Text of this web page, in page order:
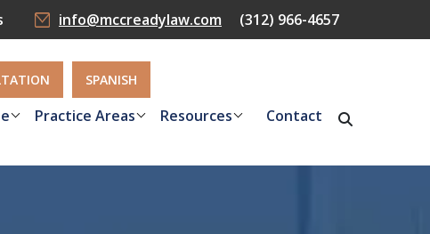
info@mccreadylaw.com (312) 966-4657
SPANISH
Practice Areas Resources Contact